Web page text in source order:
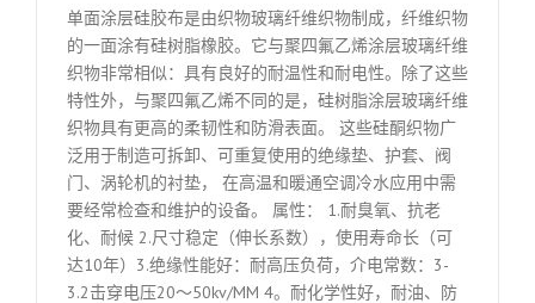
单面涂层硅胶布是由织物玻璃纤维织物制成，纤维织物
的一面涂有硅树脂橡胶。它与聚四氟乙烯涂层玻璃纤维
织物非常相似：具有良好的耐温性和耐电性。除了这些
特性外，与聚四氟乙烯不同的是，硅树脂涂层玻璃纤维
织物具有更高的柔韧性和防滑表面。 这些硅酮织物广
泛用于制造可拆卸、可重复使用的绝缘垫、护套、阀
门、涡轮机的衬垫， 在高温和暖通空调冷水应用中需
要经常检查和维护的设备。 属性： 1.耐臭氧、抗老
化、耐候 2.尺寸稳定（伸长系数），使用寿命长（可
达10年）3.绝缘性能好：耐高压负荷，介电常数：3-
3.2击穿电压20～50kv/MM 4。耐化学性好，耐油、防